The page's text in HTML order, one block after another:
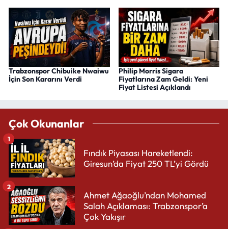
Trabzonspor Chibuike Nwaiwu
İçin Son Kararını Verdi
Philip Morris Sigara
Fiyatlarına Zam Geldi: Yeni
Fiyat Listesi Açıklandı
Çok Okunanlar
Fındık Piyasası Hareketlendi:
Giresun’da Fiyat 250 TL’yi Gördü
1
Ahmet Ağaoğlu’ndan Mohamed
Salah Açıklaması: Trabzonspor’a
Çok Yakışır
2